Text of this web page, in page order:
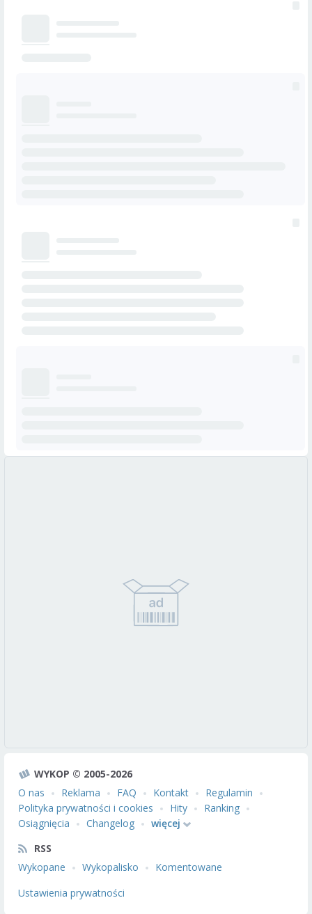
WYKOP © 2005-2026
O nas
Reklama FAQ Kontakt
Regulamin
Polityka prywatności i cookies
Hity
Ranking
Osiągnięcia
Changelog
więcej
RSS
Wykopane
Wykopalisko
Komentowane
Ustawienia prywatności